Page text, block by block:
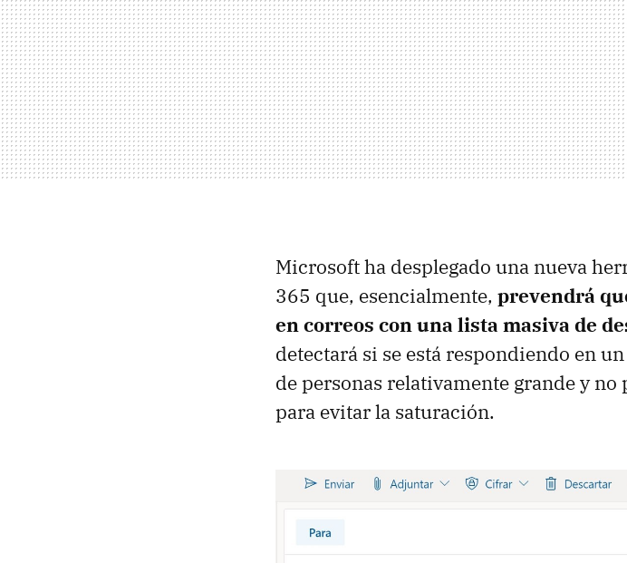
Microsoft ha desplegado una nueva
365 que, esencialmente, prevendrá
en correos con una lista masiva de
detectará si se está respondiendo en
de personas relativamente grande y
para evitar la saturación.